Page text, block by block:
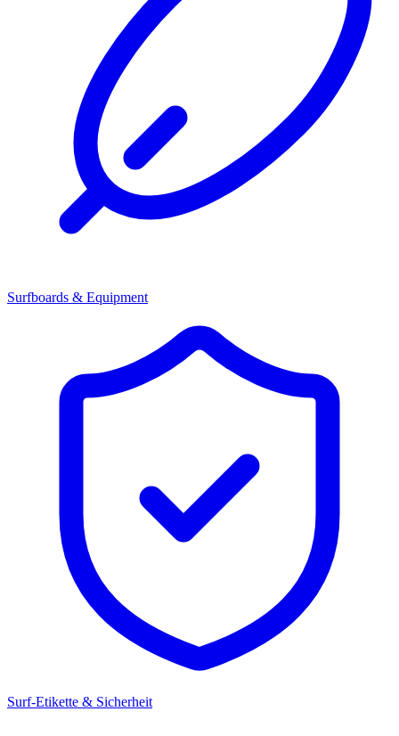
Surfboards & Equipment
Surf-Etikette & Sicherheit